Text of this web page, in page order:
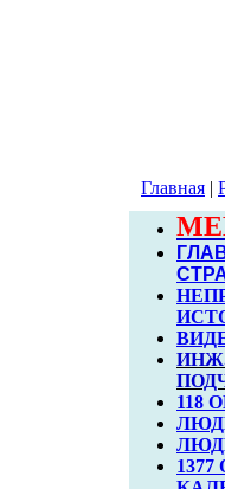
Главная |
118